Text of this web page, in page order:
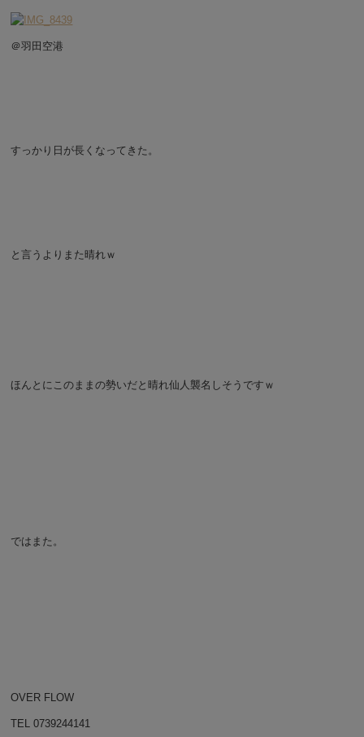
＠羽田空港
すっかり日が長くなってきた。
と言うよりまた晴れｗ
ほんとにこのままの勢いだと晴れ仙人襲名しそうですｗ
ではまた。
OVER FLOW
TEL 0739244141